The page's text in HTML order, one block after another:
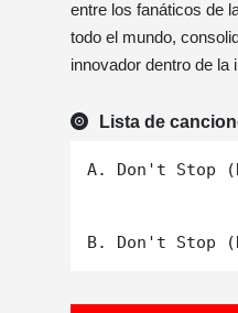
entre los fanáticos de
todo el mundo,
innovador dentro de la
Lista de
A. Don't Stop